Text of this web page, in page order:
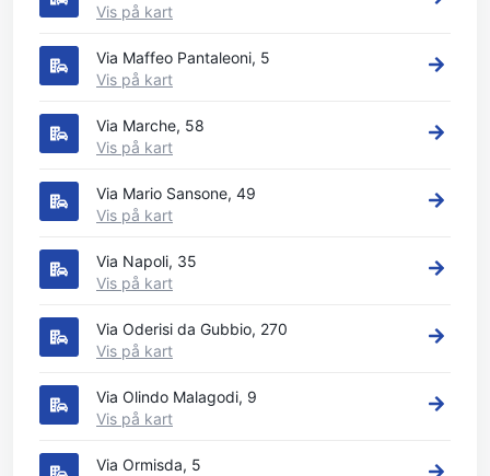
Vis på kart
Via Maffeo Pantaleoni, 5
Vis på kart
Via Marche, 58
Vis på kart
Via Mario Sansone, 49
Vis på kart
Via Napoli, 35
Vis på kart
Via Oderisi da Gubbio, 270
Vis på kart
Via Olindo Malagodi, 9
Vis på kart
Via Ormisda, 5